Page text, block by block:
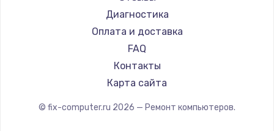
Диагностика
Оплата и доставка
FAQ
Контакты
Карта сайта
© fix-computer.ru 2026 — Ремонт компьютеров.